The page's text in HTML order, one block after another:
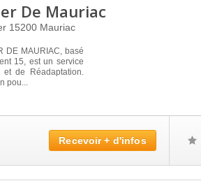
De Mauriac
15200 Mauriac
DE MAURIAC, basé
15, est un service
de Réadaptation.
pou...
Recevoir + d'infos